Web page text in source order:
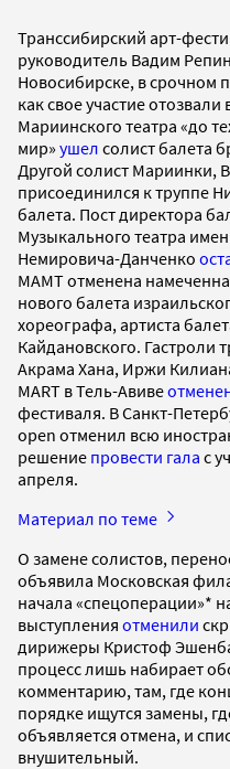
Транссибирский арт-
руководитель Вадим
Новосибирске, в срочном
как свое участие
Мариинского театра «до
мир» ушел солист балета
Другой солист Мариинки,
присоединился к труппе
балета. Пост директора
Музыкального театра
Немировича-Данченко
МАМТ отменена
нового балета
хореографа, артиста
Кайдановского. Гастроли
Акрама Хана, Иржи
MART в Тель-Авиве
фестиваля. В Санкт-
open отменил всю
решение провести гала с
апреля.
Материал по теме
О замене солистов,
объявила Московская
начала «спецоперации»*
выступления отменили
дирижеры Кристоф
процесс лишь набирает
комментарию, там, где
порядке ищутся замены,
объявляется отмена, и
внушительный.